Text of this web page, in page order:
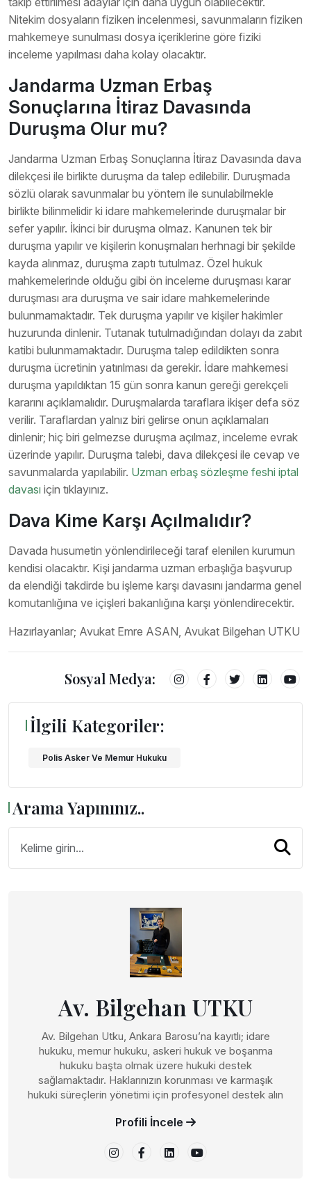
Nitekim dosyaların fiziken incelenmesi, savunmaların fiziken
mahkemeye sunulması dosya içeriklerine göre fiziki
inceleme yapılması daha kolay olacaktır.
Jandarma Uzman Erbaş
Sonuçlarına İtiraz Davasında
Duruşma Olur mu?
Jandarma Uzman Erbaş Sonuçlarına İtiraz Davasında dava
dilekçesi ile birlikte duruşma da talep edilebilir. Duruşmada
sözlü olarak savunmalar bu yöntem ile sunulabilmekle
birlikte bilinmelidir ki idare mahkemelerinde duruşmalar bir
sefer yapılır. İkinci bir duruşma olmaz. Kanunen tek bir
duruşma yapılır ve kişilerin konuşmaları herhnagi bir şekilde
kayda alınmaz, duruşma zaptı tutulmaz. Özel hukuk
mahkemelerinde olduğu gibi ön inceleme duruşması karar
duruşması ara duruşma ve sair idare mahkemelerinde
bulunmamaktadır. Tek duruşma yapılır ve kişiler hakimler
huzurunda dinlenir. Tutanak tutulmadığından dolayı da zabıt
katibi bulunmamaktadır. Duruşma talep edildikten sonra
duruşma ücretinin yatırılması da gerekir. İdare mahkemesi
duruşma yapıldıktan 15 gün sonra kanun gereği gerekçeli
kararını açıklamalıdır. Duruşmalarda taraflara ikişer defa söz
verilir. Taraflardan yalnız biri gelirse onun açıklamaları
dinlenir; hiç biri gelmezse duruşma açılmaz, inceleme evrak
üzerinde yapılır. Duruşma talebi, dava dilekçesi ile cevap ve
savunmalarda yapılabilir. Uzman erbaş sözleşme feshi iptal
davası için tıklayınız.
Dava Kime Karşı Açılmalıdır?
Davada husumetin yönlendirileceği taraf elenilen kurumun
kendisi olacaktır. Kişi jandarma uzman erbaşlığa başvurup
da elendiği takdirde bu işleme karşı davasını jandarma genel
komutanlığına ve içişleri bakanlığına karşı yönlendirecektir.
Hazırlayanlar; Avukat Emre ASAN, Avukat Bilgehan UTKU
Sosyal Medya:
İlgili Kategoriler:
Polis Asker Ve Memur Hukuku
Arama Yapınınız..
Av. Bilgehan UTKU
Av. Bilgehan Utku, Ankara Barosu’na kayıtlı; idare
hukuku, memur hukuku, askeri hukuk ve boşanma
hukuku başta olmak üzere hukuki destek
sağlamaktadır. Haklarınızın korunması ve karmaşık
hukuki süreçlerin yönetimi için profesyonel destek alın
Profili İncele